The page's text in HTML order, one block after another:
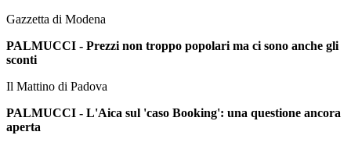
Gazzetta di Modena
PALMUCCI - Prezzi non troppo popolari ma ci sono anche gli
sconti
Il Mattino di Padova
PALMUCCI - L'Aica sul 'caso Booking': una questione ancora
aperta